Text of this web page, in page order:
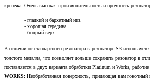
крепежа. Очень высокая производительность и прочность
- гладкий и бархатный низ.
- хорошая середина.
- бодрый верх.
В отличии от стандартного резонатора в резонаторе S3
толстого металла, что позволяет дольше сохранить резонатор в
поставляется в двух варианта обработки Platinum и Works,
WORKS: Необработанная поверхность, придающая вам гоночный